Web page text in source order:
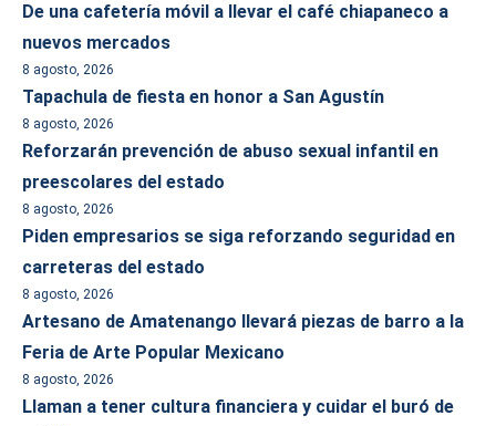
De una cafetería móvil a llevar el café chiapaneco a
nuevos mercados
8 agosto, 2026
Tapachula de fiesta en honor a San Agustín
8 agosto, 2026
Reforzarán prevención de abuso sexual infantil en
preescolares del estado
8 agosto, 2026
Piden empresarios se siga reforzando seguridad en
carreteras del estado
8 agosto, 2026
Artesano de Amatenango llevará piezas de barro a la
Feria de Arte Popular Mexicano
8 agosto, 2026
Llaman a tener cultura financiera y cuidar el buró de